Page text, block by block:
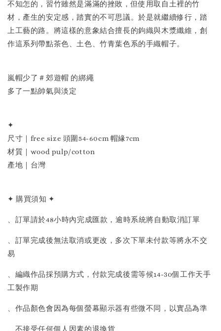
不知怎的，習竹雖然是滿滿的挫敗，但使用取自土裡的竹
材，產生的安定感，踏實的不可思議。於是就繼續修行，踏
上工藝的路。將這樣的意象結合擅長的鉤織與木漿纖維，創
作這系列帶點茶色、土色、竹青葉色系的手織帽子。
嵐帽少了＃郊遊帽 的綁繩
多了一點帥氣與淡定
✦
尺寸｜free size 頭圍54-60cm 帽緣7cm
材質｜wood pulp/cotton
產地｜台灣
✦ 購買須知 ✦
、訂單請於48小時內完成匯款，逾時系統將自動取消訂單
、訂單完成後無法取消或更改，多次下單未付款等將永不交
易
、編織作品採預購方式，付款完成後需等候14-30個工作天手
工製作期
、作品顏色會因為每個螢幕顯示器有些微不同，以實品為準
、不接受任何個人因素的退換貨